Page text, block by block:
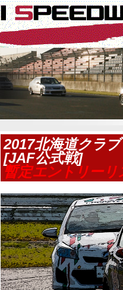
2017北海道クラ
[JAF公式戦]
暫定エントリーリ